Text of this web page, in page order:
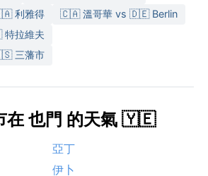
利雅得
🇨🇦 溫哥華 vs 🇩🇪 Berlin
拉維夫
三藩市
在 也門 的天氣 🇾🇪
亞丁
伊卜